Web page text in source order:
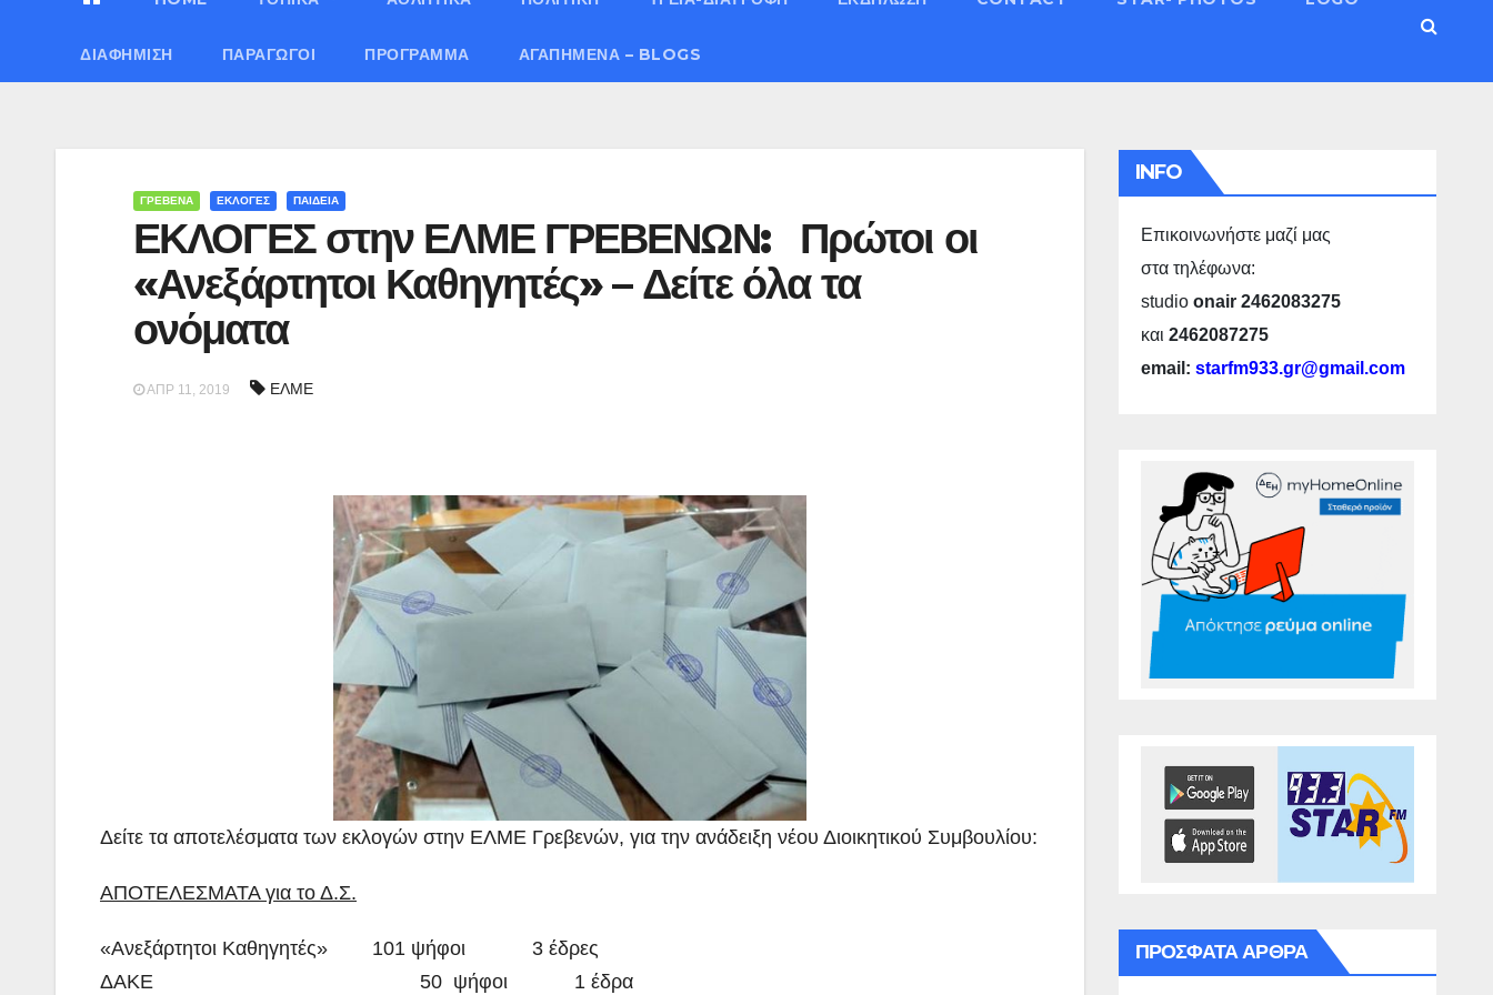
ΔΙΑΦΉΜΙΣΗ ΠΑΡΑΓΩΓΟΊ ΠΡΌΓΡΑΜΜΑ ΑΓΑΠΗΜΈΝΑ – BLOGS
ΓΡΕΒΕΝΑ ΕΚΛΟΓΕΣ ΠΑΙΔΕΙΑ
ΕΚΛΟΓΕΣ στην ΕΛΜΕ ΓΡΕΒΕΝΩΝ: Πρώτοι οι
«Ανεξάρτητοι Καθηγητές» – Δείτε όλα τα
ονόματα
ΑΠΡ 11, 2019 ΕΛΜΕ
Δείτε τα αποτελέσματα των εκλογών στην ΕΛΜΕ Γρεβενών, για την ανάδειξη νέου Διοικητικού Συμβουλίου:
ΑΠΟΤΕΛΕΣΜΑΤΑ για το Δ.Σ.
«Ανεξάρτητοι Καθηγητές» 101 ψήφοι 3 έδρες
ΔΑΚΕ 50 ψήφοι 1 έδρα
INFO
Επικοινωνήστε μαζί μας
στα τηλέφωνα:
studio onair 2462083275
και 2462087275
email: starfm933.gr@gmail.com
ΠΡΌΣΦΑΤΑ ΆΡΘΡΑ